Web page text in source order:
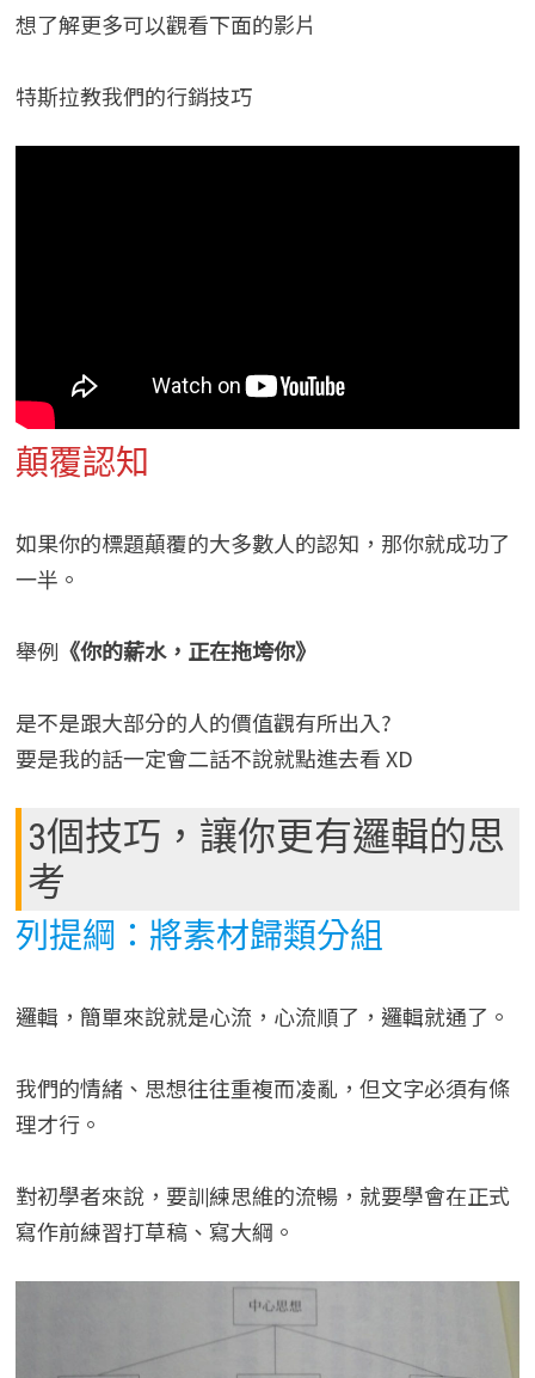
想了解更多可以觀看下面的影片
特斯拉教我們的行銷技巧
顛覆認知
如果你的標題顛覆的大多數人的認知，那你就成功了
一半。
舉例 《你的薪水，正在拖垮你》
是不是跟大部分的人的價值觀有所出入?
要是我的話一定會二話不說就點進去看 XD
3個技巧，讓你更有邏輯的思
考
列提綱：將素材歸類分組
邏輯，簡單來說就是心流，心流順了，邏輯就通了。
我們的情緒、思想往往重複而凌亂，但文字必須有條
理才行。
對初學者來說，要訓練思維的流暢，就要學會在正式
寫作前練習打草稿、寫大綱。